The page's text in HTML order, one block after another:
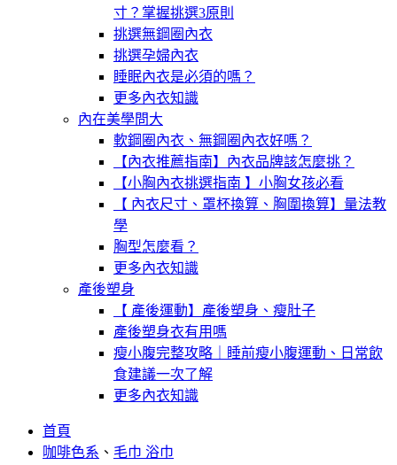
寸？掌握挑選3原則
挑選無鋼圈內衣
挑選孕婦內衣
睡眠內衣是必須的嗎？
更多內衣知識
內在美學問大
軟鋼圈內衣、無鋼圈內衣好嗎？
【內衣推薦指南】內衣品牌該怎麼挑？
【小胸內衣挑選指南 】小胸女孩必看
【 內衣尺寸、罩杯換算、胸圍換算】量法教
學
胸型怎麼看？
更多內衣知識
產後塑身
【 產後運動】產後塑身、瘦肚子
產後塑身衣有用嗎
瘦小腹完整攻略｜睡前瘦小腹運動、日常飲
食建議一次了解
更多內衣知識
首頁
咖啡色系 、 毛巾 浴巾